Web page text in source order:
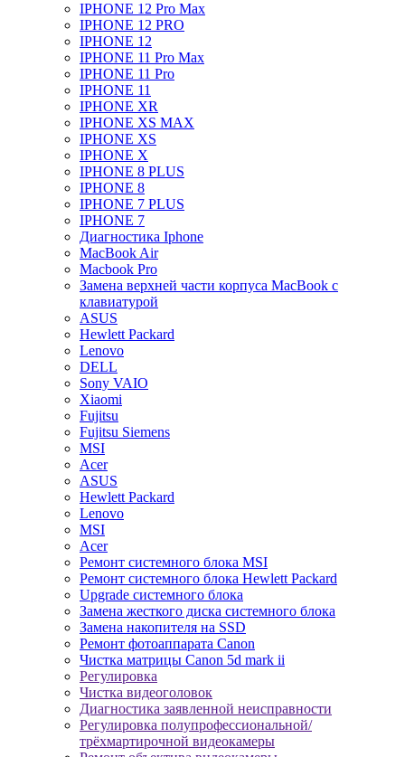
IPHONE 12 Pro Max
IPHONE 12 PRO
IPHONE 12
IPHONE 11 Pro Max
IPHONE 11 Pro
IPHONE 11
IPHONE XR
IPHONE XS MAX
IPHONE XS
IPHONE X
IPHONE 8 PLUS
IPHONE 8
IPHONE 7 PLUS
IPHONE 7
Диагностика Iphone
MacBook Air
Macbook Pro
Замена верхней части корпуса MacBook с
клавиатурой
ASUS
Hewlett Packard
Lenovo
DELL
Sony VAIO
Xiaomi
Fujitsu
Fujitsu Siemens
MSI
Acer
ASUS
Hewlett Packard
Lenovo
MSI
Acer
Ремонт системного блока MSI
Ремонт системного блока Hewlett Packard
Upgrade системного блока
Замена жесткого диска системного блока
Замена накопителя на SSD
Ремонт фотоаппарата Canon
Чистка матрицы Canon 5d mark ii
Регулировка
Чистка видеоголовок
Диагностика заявленной неисправности
Регулировка полупрофессиональной/
трёхмартирочной видеокамеры